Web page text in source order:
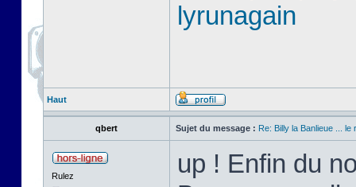
lyrunagain
Haut
qbert Sujet du message : Re: Billy la Banlieue ... le
Rulez
up ! Enfin du